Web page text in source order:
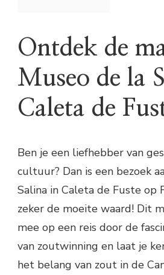
Ontdek de
Museo de la
Caleta de
Ben je een liefhebber van
cultuur? Dan is een bezoek
Salina in Caleta de Fuste op
zeker de moeite waard! Dit
mee op een reis door de
van zoutwinning en laat je
het belang van zout in de